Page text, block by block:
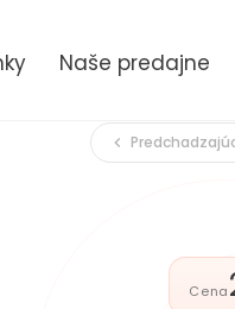
Naše predajne
chevron_left